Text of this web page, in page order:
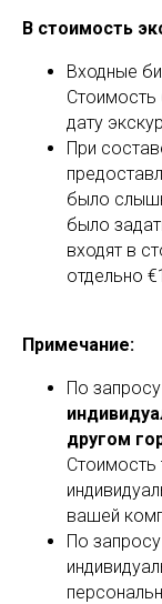
В стоимость
Входные
Стоимость
дату
При
было
было
входят в
отдельно
Примечание:
По
другом
Стоимость
вашей
По